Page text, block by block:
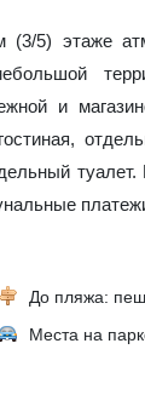
(3/5) этаже
и
туалет.
До пляжа:
Места на